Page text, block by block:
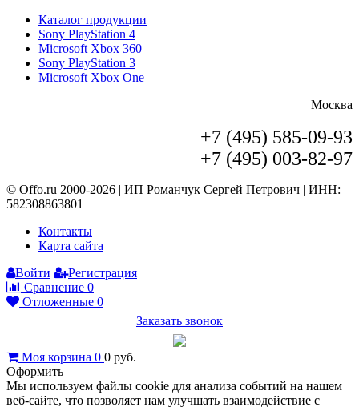
Каталог продукции
Sony PlayStation 4
Microsoft Xbox 360
Sony PlayStation 3
Microsoft Xbox One
Москва
+7 (495) 585-09-93
+7 (495) 003-82-97
© Offo.ru 2000-2026 | ИП Романчук Сергей Петрович | ИНН:
582308863801
Контакты
Карта сайта
Войти
Регистрация
Сравнение 0
Отложенные 0
Заказать звонок
Моя корзина 0 0 руб.
Оформить
Мы используем файлы cookie для анализа событий на нашем
веб-сайте, что позволяет нам улучшать взаимодействие с